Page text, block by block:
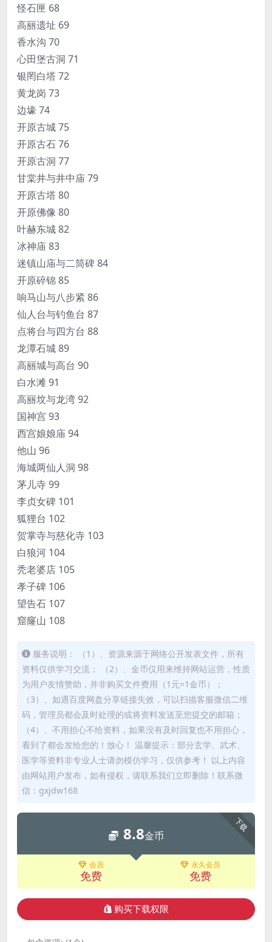
怪石匣 68
高丽遗址 69
香水沟 70
心田堡古洞 71
银罔白塔 72
黄龙岗 73
边壕 74
开原古城 75
开原古石 76
开原古洞 77
甘棠井与井中庙 79
开原古塔 80
开原佛像 80
叶赫东城 82
冰神庙 83
迷镇山庙与二筒碑 84
开原碎锦 85
响马山与八步紧 86
仙人台与钓鱼台 87
点将台与四方台 88
龙潭石城 89
高丽城与高台 90
白水滩 91
高丽坟与龙湾 92
国神宫 93
西宫娘娘庙 94
他山 96
海城两仙人洞 98
茅儿寺 99
李贞女碑 101
狐狸台 102
贺掌寺与慈化寺 103
白狼河 104
秃老婆店 105
孝子碑 106
望告石 107
窟窿山 108
服务说明： （1）、资源来源于网络公开发表文件，所有
资料仅供学习交流； （2）、金币仅用来维持网站运营，性质
为用户友情赞助，并非购买文件费用（1元=1金币）；
（3）、如遇百度网盘分享链接失效，可以扫描客服微信二维
码，管理员都会及时处理的或将资料发送至您提交的邮箱；
（4）、不用担心不给资料，如果没有及时回复也不用担心，
看到了都会发给您的！放心！ 温馨提示：部分玄学、武术、
医学等资料非专业人士请勿模仿学习，仅供参考！ 以上内容
由网站用户发布，如有侵权，请联系我们立即删除！联系微
信：gxjdw168
下载
8.8金币
会员
免费
永久会员
免费
购买下载权限